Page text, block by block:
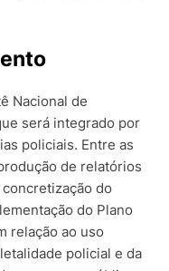
Nacional de
será integrado por
policiais. Entre as
de relatórios
do
do Plano
relação ao uso
policial e da